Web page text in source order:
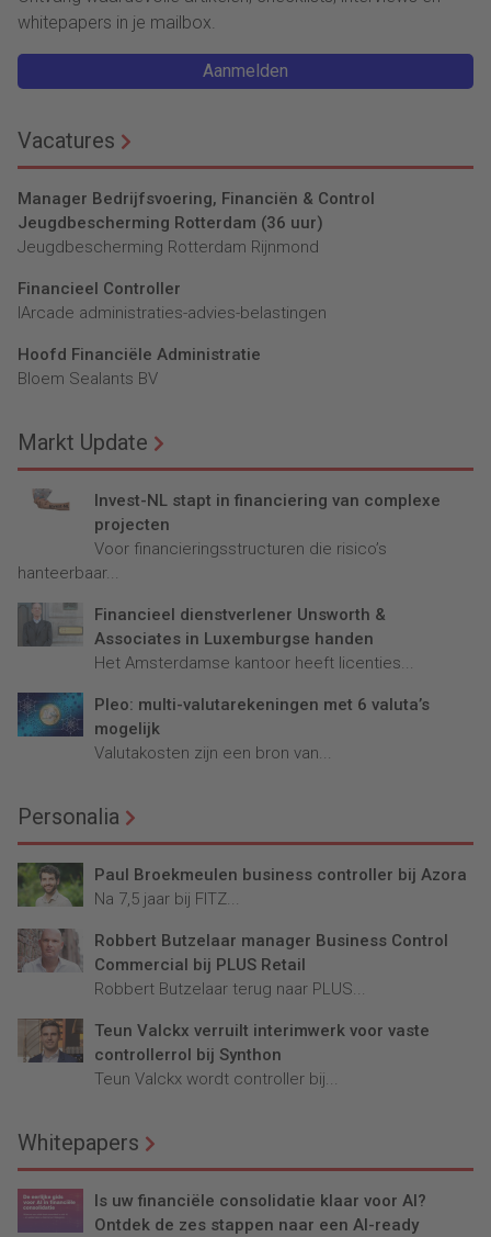
whitepapers in je mailbox.
Aanmelden
Vacatures
Manager Bedrijfsvoering, Financiën & Control
Jeugdbescherming Rotterdam (36 uur)
Jeugdbescherming Rotterdam Rijnmond
Financieel Controller
lArcade administraties-advies-belastingen
Hoofd Financiële Administratie
Bloem Sealants BV
Markt Update
Invest-NL stapt in financiering van complexe
projecten
Voor financieringsstructuren die risico’s
hanteerbaar...
Financieel dienstverlener Unsworth &
Associates in Luxemburgse handen
Het Amsterdamse kantoor heeft licenties...
Pleo: multi-valutarekeningen met 6 valuta’s
mogelijk
Valutakosten zijn een bron van...
Personalia
Paul Broekmeulen business controller bij Azora
Na 7,5 jaar bij FITZ...
Robbert Butzelaar manager Business Control
Commercial bij PLUS Retail
Robbert Butzelaar terug naar PLUS...
Teun Valckx verruilt interimwerk voor vaste
controllerrol bij Synthon
Teun Valckx wordt controller bij...
Whitepapers
Is uw financiële consolidatie klaar voor AI?
Ontdek de zes stappen naar een AI-ready